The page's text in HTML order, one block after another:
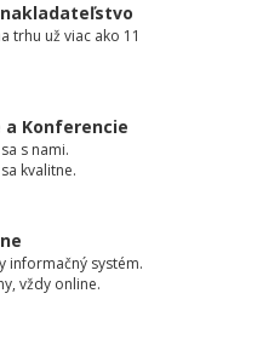
trhu už viac ako 11
a Konferencie
s nami.
kvalitne.
informačný systém.
vždy online.